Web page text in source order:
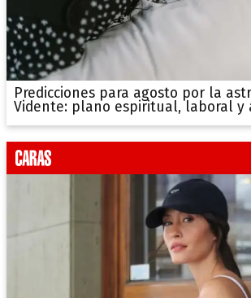
Predicciones para agosto por la
Vidente: plano espiritual, laboral y